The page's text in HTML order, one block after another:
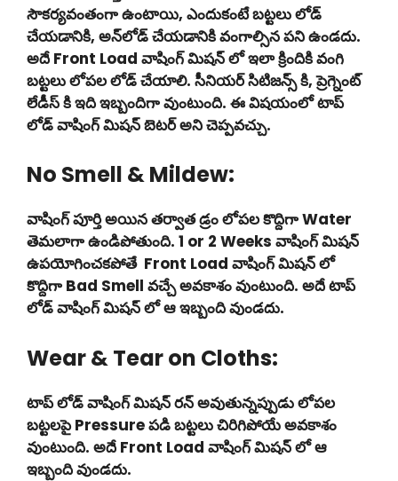
సౌకర్యవంతంగా ఉంటాయి, ఎందుకంటే బట్టలు లోడ్
చేయడానికి, అన్‌లోడ్ చేయడానికి వంగాల్సిన పని ఉండదు.
అదే Front Load వాషింగ్ మిషన్ లో ఇలా క్రిందికి వంగి
బట్టలు లోపల లోడ్ చేయాలి. సీనియర్ సిటిజన్స్ కి, ప్రెగ్నెంట్
లేడీస్ కి ఇది ఇబ్బందిగా వుంటుంది. ఈ విషయంలో టాప్
లోడ్ వాషింగ్ మిషన్ బెటర్ అని చెప్పవచ్చు.
No Smell & Mildew:
వాషింగ్ పూర్తి అయిన తర్వాత డ్రం లోపల కొద్దిగా Water
తెమలాగా ఉండిపోతుంది. 1 or 2 Weeks వాషింగ్ మిషన్
ఉపయోగించకపోతే Front Load వాషింగ్ మిషన్ లో
కొద్దిగా Bad Smell వచ్చే అవకాశం వుంటుంది. అదే టాప్
లోడ్ వాషింగ్ మిషన్ లో ఆ ఇబ్బంది వుండదు.
Wear & Tear on Cloths:
టాప్ లోడ్ వాషింగ్ మిషన్ రన్ అవుతున్నప్పుడు లోపల
బట్టలపై Pressure పడి బట్టలు చిరిగిపోయే అవకాశం
వుంటుంది. అదే Front Load వాషింగ్ మిషన్ లో ఆ
ఇబ్బంది వుండదు.